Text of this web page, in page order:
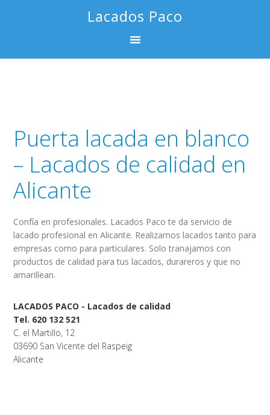
Lacados Paco
Puerta lacada en blanco
– Lacados de calidad en
Alicante
Confía en profesionales. Lacados Paco te da servicio de
lacado profesional en Alicante. Realizamos lacados tanto para
empresas como para particulares. Solo tranajamos con
productos de calidad para tus lacados, durareros y que no
amarillean.
LACADOS PACO - Lacados de calidad
Tel. 620 132 521
C. el Martillo, 12
03690 San Vicente del Raspeig
Alicante